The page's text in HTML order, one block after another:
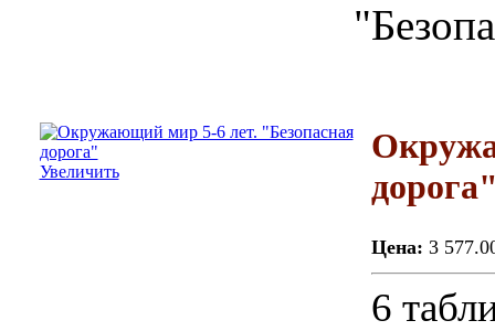
Увеличить
Цена: 3
6